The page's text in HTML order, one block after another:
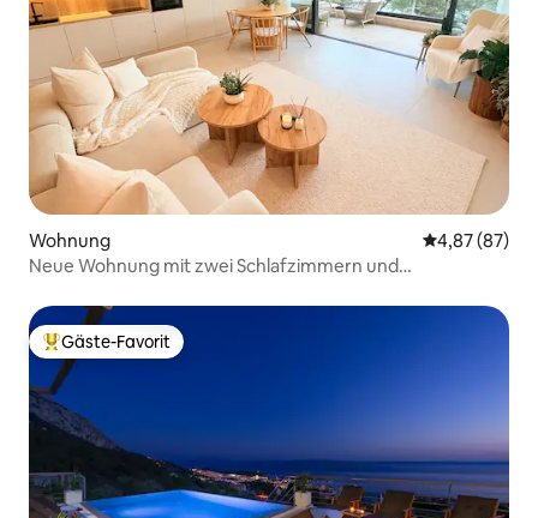
Wohnung
4,87 (87)
Neue Wohnung mit zwei Schlafzimmern und
Beliebter Gäste-Favorit.
Gäste-Favorit